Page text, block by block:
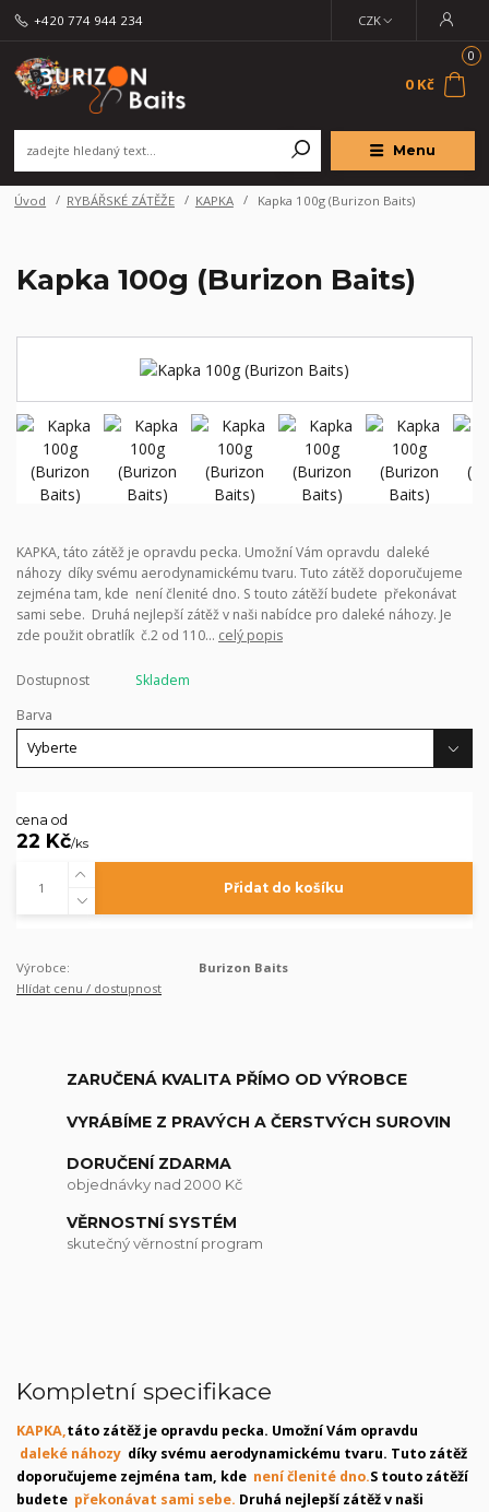
Menu
CZK
+420 774 944 234
0
0 Kč
Úvod RYBÁŘSKÉ ZÁTĚŽE KAPKA Kapka 100g (Burizon Baits)
Kapka 100g (Burizon Baits)
KAPKA, táto zátěž je opravdu pecka. Umožní Vám opravdu daleké
náhozy díky svému aerodynamickému tvaru. Tuto zátěž doporučujeme
zejména tam, kde není členité dno. S touto zátěží budete překonávat
sami sebe. Druhá nejlepší zátěž v naši nabídce pro daleké náhozy. Je
zde použit obratlík č.2 od 110... celý popis
Dostupnost
Skladem
Barva
cena od
22 Kč/ks
Přidat do košíku
Výrobce:
Burizon Baits
Hlídat cenu / dostupnost
ZARUČENÁ KVALITA PŘÍMO OD VÝROBCE
VYRÁBÍME Z PRAVÝCH A ČERSTVÝCH SUROVIN
DORUČENÍ ZDARMA
objednávky nad 2000 Kč
VĚRNOSTNÍ SYSTÉM
skutečný věrnostní program
Kompletní specifikace
KAPKA,táto zátěž je opravdu pecka. Umožní Vám opravdu
daleké náhozy díky svému aerodynamickému tvaru. Tuto zátěž
doporučujeme zejména tam, kde není členité dno.S touto zátěží
budete překonávat sami sebe. Druhá nejlepší zátěž v naši